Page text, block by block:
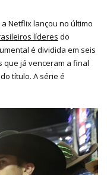
Netflix lançou no último
líderes do
é dividida em seis
já venceram a final
título. A série é